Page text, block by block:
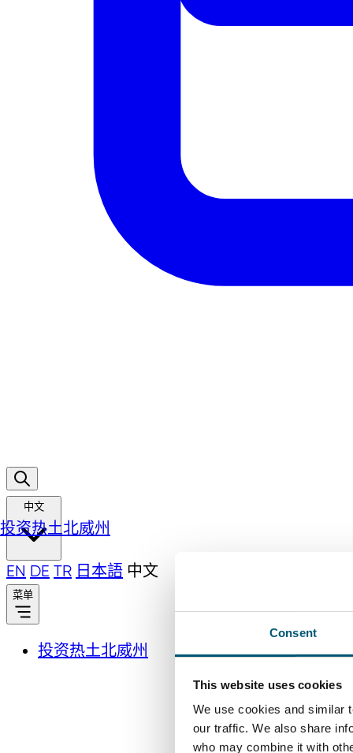
Consent
This website uses cookies
We use cookies and similar
our traffic. We also share
who may combine it with
中文
EN DE TR 日本語 中文
菜单
投资热土北威州
投资热土北威州